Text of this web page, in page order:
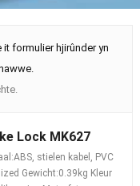
formulier hjirûnder yn
Lock MK627
stielen kabel, PVC
Gewicht:0.39kg Kleur